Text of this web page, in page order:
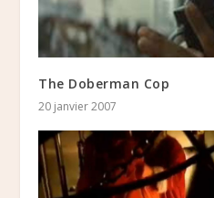
The Doberman Cop
20 janvier 2007